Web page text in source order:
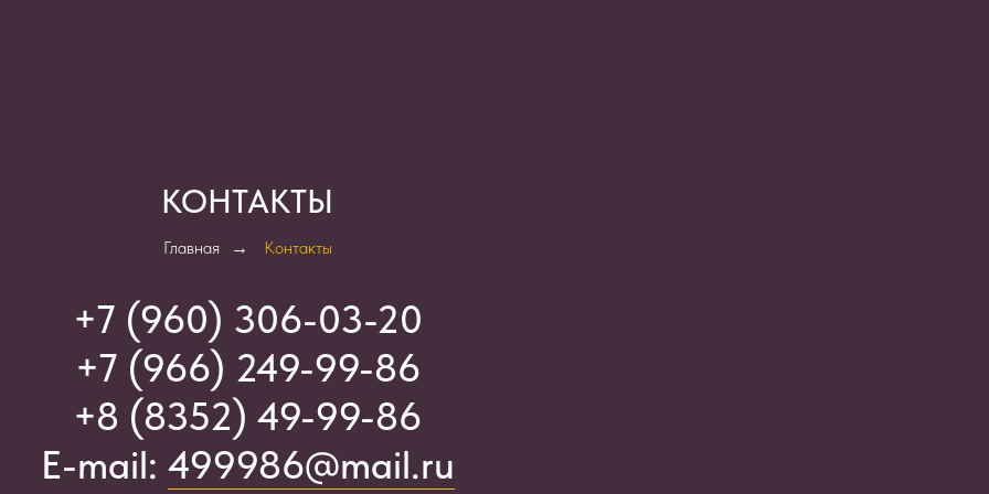
КОНТАКТЫ
Главная → Контакты
+7 (960) 306-03-20
+7 (966) 249-99-86
+8 (8352) 49-99-86
E-mail: 499986@mail.ru